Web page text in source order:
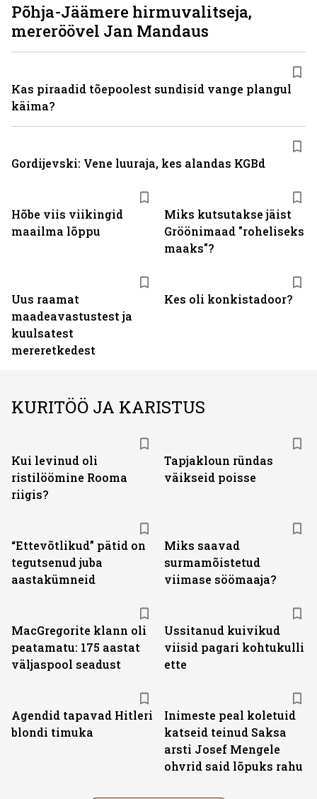
Hõbe viis viikingid
maailma lõppu
Miks kutsutakse jäist
Gröönimaad "roheliseks
maaks"?
Uus raamat
maadeavastustest ja
kuulsatest
mereretkedest
Kes oli konkistadoor?
Põhja-Jäämere hirmuvalitseja,
mereröövel Jan Mandaus
Kas piraadid tõepoolest sundisid vange plangul
käima?
Gordijevski: Vene luuraja, kes alandas KGBd
KURITÖÖ JA KARISTUS
Kui levinud oli
ristilöömine Rooma
riigis?
Tapjakloun ründas
väikseid poisse
“Ettevõtlikud” pätid on
tegutsenud juba
aastakümneid
Miks saavad
surmamõistetud
viimase söömaaja?
MacGregorite klann oli
peatamatu: 175 aastat
väljas­pool seadust
Ussitanud kuivikud
viisid pagari kohtukulli
ette
Agendid tapavad Hitleri
blondi timuka
Inimeste peal koletuid
katseid teinud Saksa
arsti Josef Mengele
ohvrid said lõpuks rahu